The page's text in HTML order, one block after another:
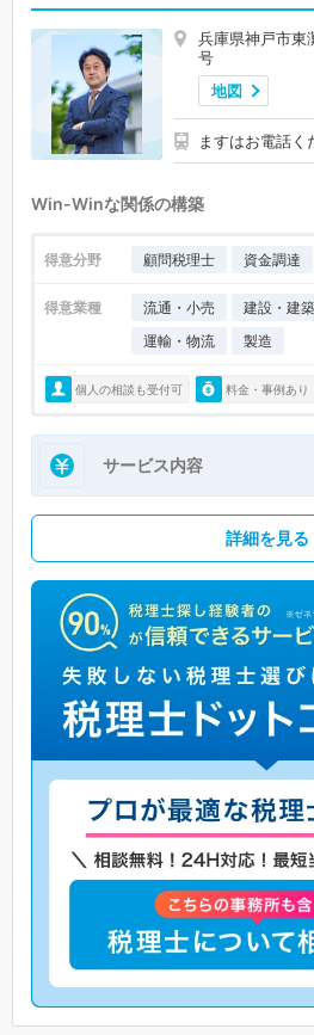
兵庫県神戸市東
号
地図
ますはお電話く
Win-Winな関係の構築
得意分野 顧問税理士 資金調達
得意業種 流通・小売 建設・建築
運輸・物流
製造
個人の相談も受付可 料金・事例あり
サービス内容
詳細を見る